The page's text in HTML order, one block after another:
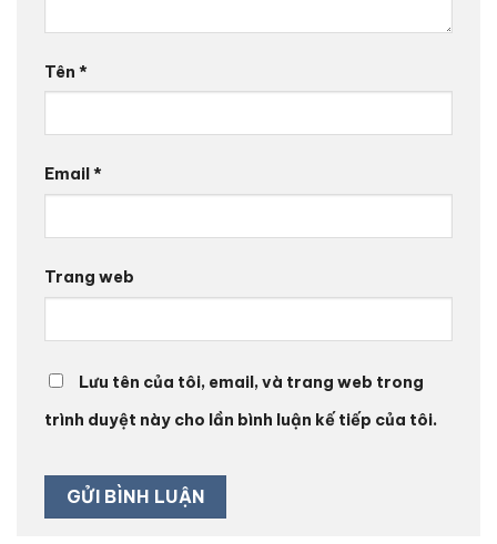
Tên *
Email *
Trang web
Lưu tên của tôi, email, và trang web trong
trình duyệt này cho lần bình luận kế tiếp của tôi.